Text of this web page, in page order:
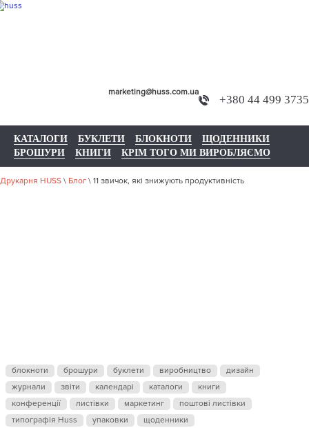
+380 44 499 3735
marketing@huss.com.ua
КАТАЛОГИ БУКЛЕТИ БЛОКНОТИ
ЩОДЕННИКИ
БРОШУРИ
КНИГИ КРІМ ТОГО МИ ВИРОБЛЯЄМО
Друкарня HUSS \ Блог \ 11 звичок, які знижують продуктивність
ЗНИЖУЮТЬ
блокноти брошури буклети виробництво
дизайн
журнали
звіти календарі каталоги
книги
конференції
листівки маркетинг
поштові листівки
типографія Huss
упаковки щоденники